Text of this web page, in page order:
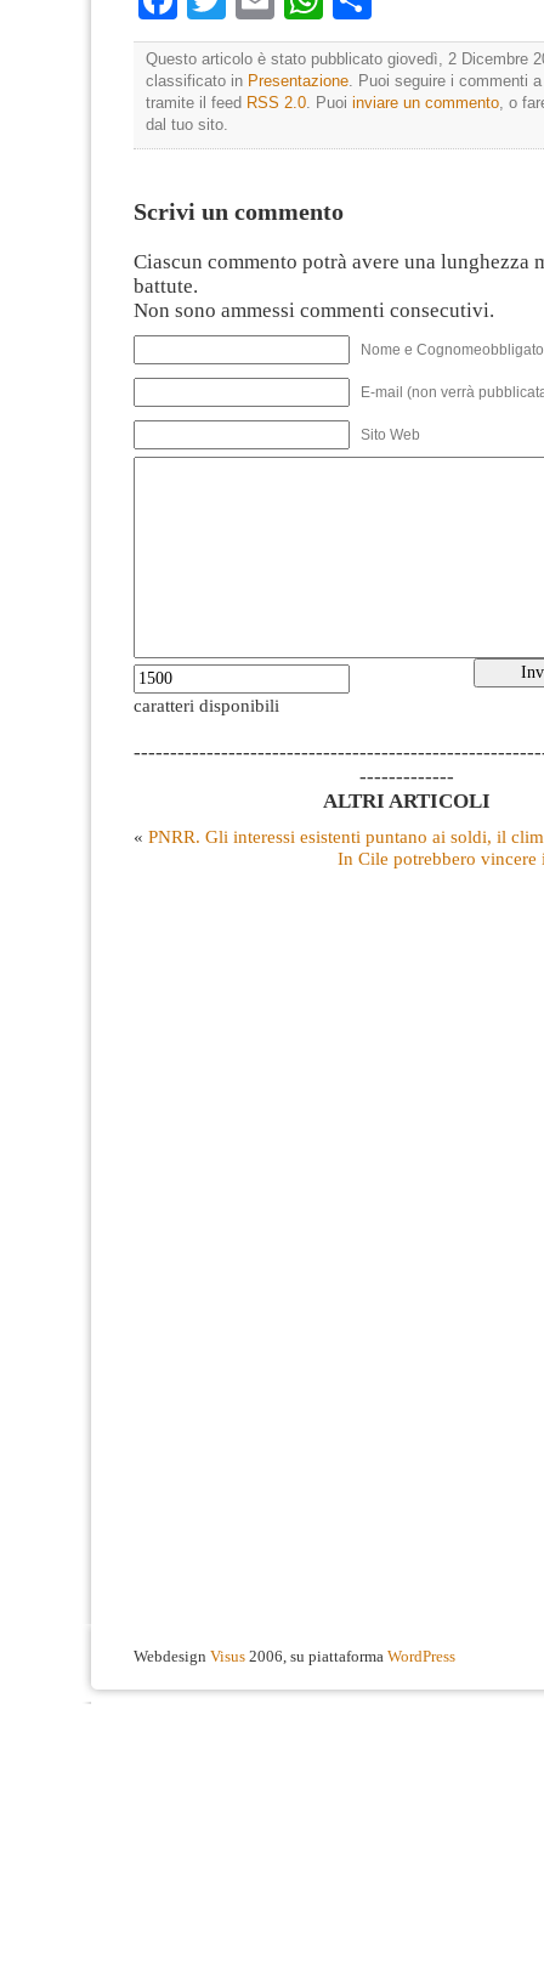
Questo articolo è stato pubblicato giovedì, 2 Dicembre
classificato in Presentazione. Puoi seguire i commenti
tramite il feed RSS 2.0. Puoi inviare un commento, o
dal tuo sito.
Scrivi un commento
Ciascun commento potrà avere una lunghezza
battute.
Non sono ammessi commenti consecutivi.
Nome e
E-mail (non verrà
Sito Web
caratteri disponibili
-------------
ALTRI ARTICOLI
« PNRR. Gli interessi esistenti puntano ai soldi, il
In Cile potrebbero vincere
Webdesign Visus 2006, su piattaforma WordPress